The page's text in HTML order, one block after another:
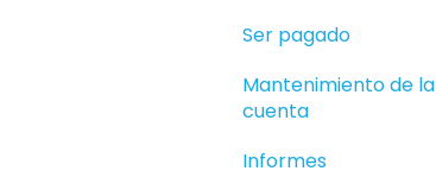
Ser pagado
Mantenimiento de la
cuenta
Informes